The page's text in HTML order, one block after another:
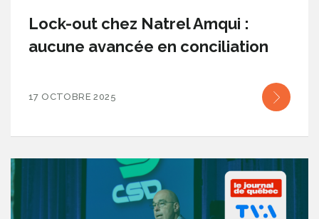
Lock-out chez Natrel Amqui :
aucune avancée en conciliation
17 OCTOBRE 2025